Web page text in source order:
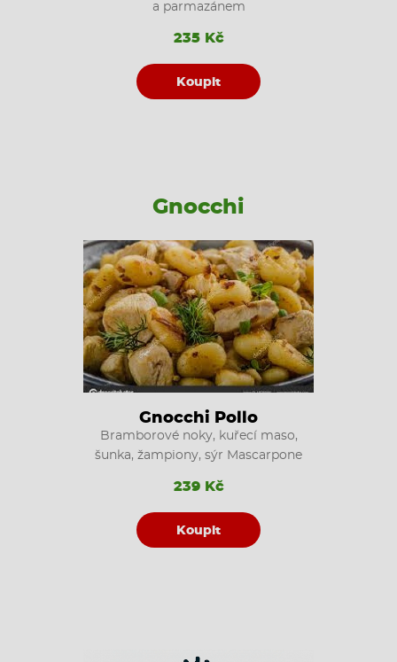
a parmazánem
235 Kč
Koupit
Gnocchi
Gnocchi Pollo
Bramborové noky, kuřecí maso,
šunka, žampiony, sýr Mascarpone
239 Kč
Koupit